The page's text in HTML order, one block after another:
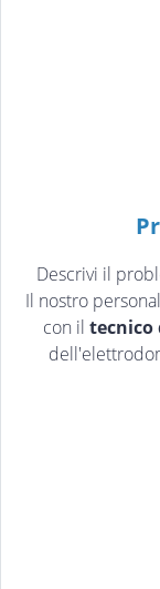
Descrivi il
Il nostro
con il tecnico